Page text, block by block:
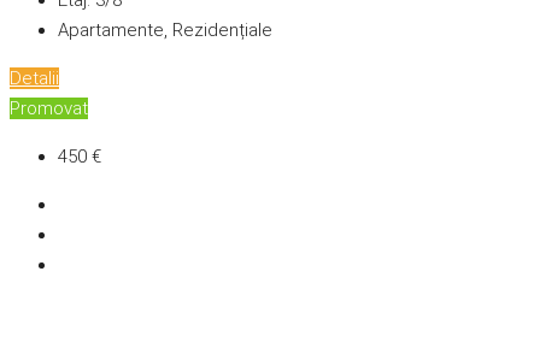
Apartamente, Rezidențiale
Detalii
Promovat
450 €